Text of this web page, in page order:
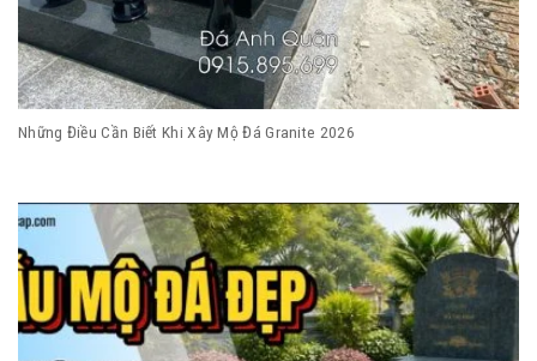
Những Điều Cần Biết Khi Xây Mộ Đá Granite 2026